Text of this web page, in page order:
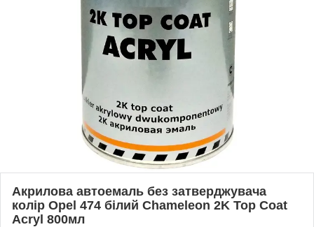
Акрилова автоемаль без затверджувача
колір Opel 474 білий Chameleon 2K Top Coat
Acryl 800мл